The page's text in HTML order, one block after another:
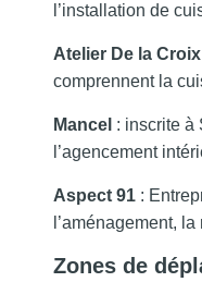
l’installation de
Atelier De la Croix
comprennent la
Mancel : inscrite à
l’agencement
Aspect 91 :
l’aménagement,
Zones de